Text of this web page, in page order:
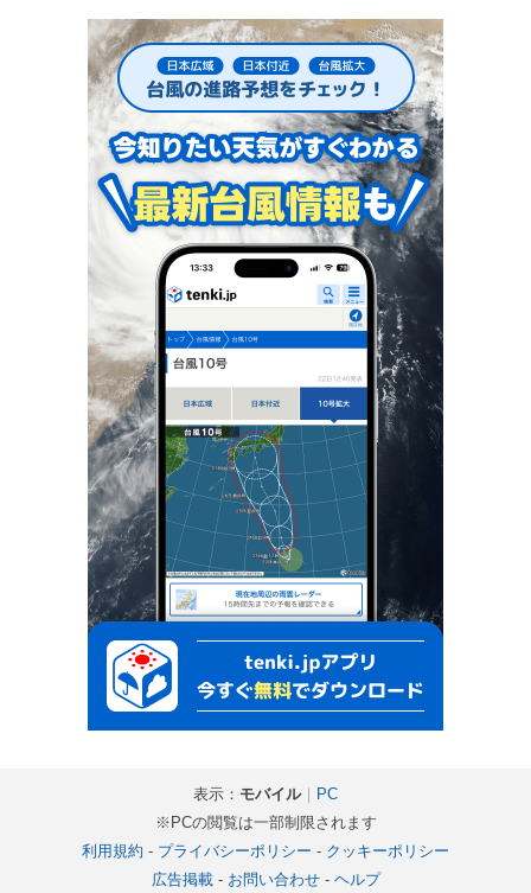
表示： モバイル｜ PC
※PCの閲覧は一部制限されます
利用規約 - プライバシーポリシー - クッキーポリシー
広告掲載- お問い合わせ- ヘルプ